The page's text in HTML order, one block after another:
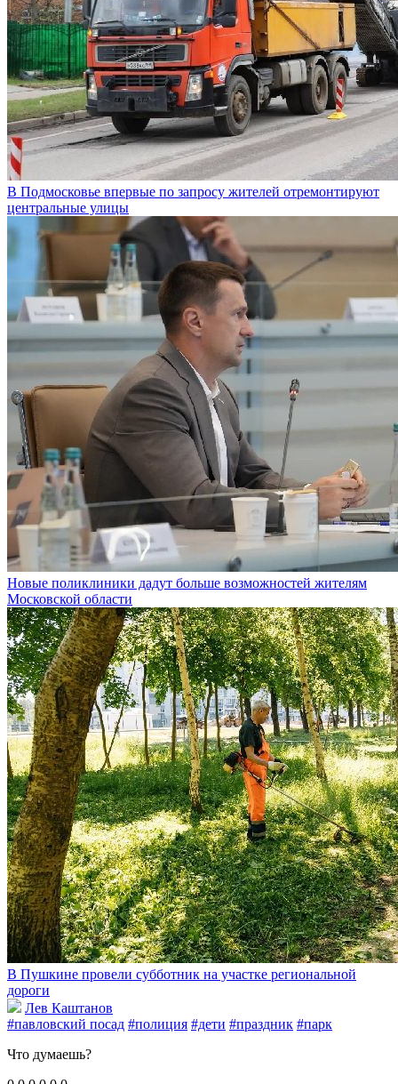
В Подмосковье впервые по запросу жителей отремонтируют
центральные улицы
Новые поликлиники дадут больше возможностей жителям
Московской области
В Пушкине провели субботник на участке региональной
дороги
Лев Каштанов
#павловский посад #полиция #дети #праздник #парк
Что думаешь?